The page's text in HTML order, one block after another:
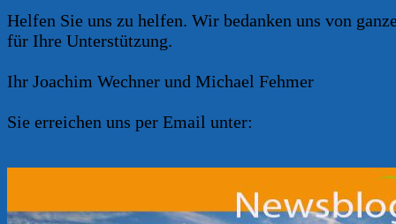
Helfen Sie uns zu helfen. Wir bedanken uns von
für Ihre Unterstützung.
Ihr Joachim Wechner und Michael Fehmer
Sie erreichen uns per Email unter: